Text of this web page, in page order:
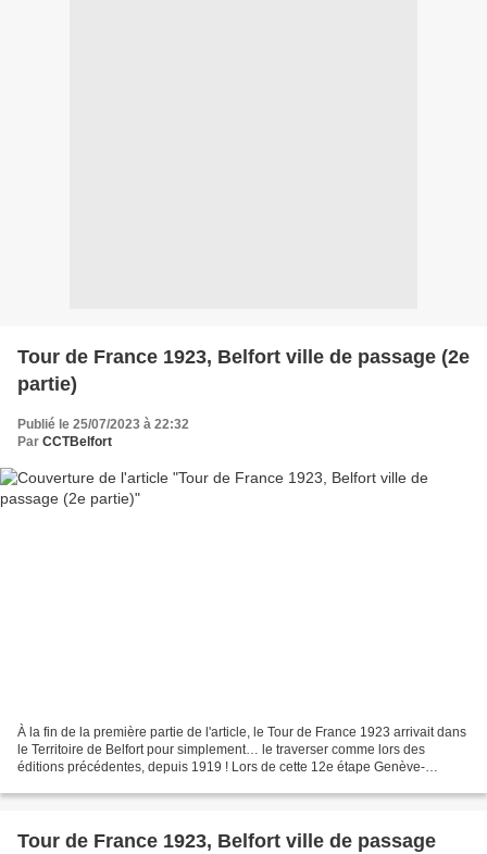
Tour de France 1923, Belfort ville de passage (2e
partie)
Publié le 25/07/2023 à 22:32
Par CCTBelfort
À la fin de la première partie de l'article, le Tour de France 1923 arrivait dans
le Territoire de Belfort pour simplement… le traverser comme lors des
éditions précédentes, depuis 1919 ! Lors de cette 12e étape Genève-
Tour de France 1923, Belfort ville de passage